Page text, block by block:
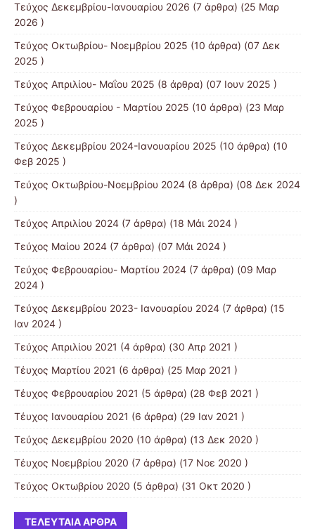
Τεύχος Δεκεμβρίου-Ιανουαρίου 2026 (7 άρθρα) (25 Μαρ
2026 )
Τεύχος Οκτωβρίου- Νοεμβρίου 2025 (10 άρθρα) (07 Δεκ
2025 )
Τεύχος Απριλίου- Μαΐου 2025 (8 άρθρα) (07 Ιουν 2025 )
Τεύχος Φεβρουαρίου - Μαρτίου 2025 (10 άρθρα) (23 Μαρ
2025 )
Τεύχος Δεκεμβρίου 2024-Ιανουαρίου 2025 (10 άρθρα) (10
Φεβ 2025 )
Τεύχος Οκτωβρίου-Νοεμβρίου 2024 (8 άρθρα) (08 Δεκ 2024
)
Τεύχος Απριλίου 2024 (7 άρθρα) (18 Μάι 2024 )
Τεύχος Μαίου 2024 (7 άρθρα) (07 Μάι 2024 )
Τεύχος Φεβρουαρίου- Μαρτίου 2024 (7 άρθρα) (09 Μαρ
2024 )
Τεύχος Δεκεμβρίου 2023- Ιανουαρίου 2024 (7 άρθρα) (15
Ιαν 2024 )
Τεύχος Απριλίου 2021 (4 άρθρα) (30 Απρ 2021 )
Τέυχος Μαρτίου 2021 (6 άρθρα) (25 Μαρ 2021 )
Τέυχος Φεβρουαρίου 2021 (5 άρθρα) (28 Φεβ 2021 )
Τέυχος Ιανουαρίου 2021 (6 άρθρα) (29 Ιαν 2021 )
Τεύχος Δεκεμβρίου 2020 (10 άρθρα) (13 Δεκ 2020 )
Τέυχος Νοεμβρίου 2020 (7 άρθρα) (17 Νοε 2020 )
Τεύχος Οκτωβρίου 2020 (5 άρθρα) (31 Οκτ 2020 )
ΤΕΛΕΥΤΑΊΑ ΆΡΘΡΑ